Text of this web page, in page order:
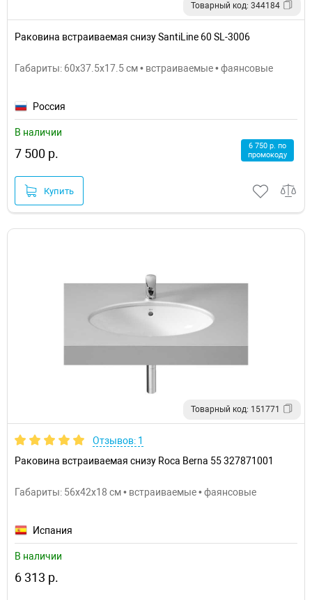
Товарный код: 344184
Раковина встраиваемая снизу SantiLine 60 SL-3006
Габариты: 60x37.5x17.5 см • встраиваемые • фаянсовые
Россия
В наличии
7 500 р.
6 750 р. по
промокоду
Купить
Товарный код: 151771
Отзывов: 1
Раковина встраиваемая снизу Roca Berna 55 327871001
Габариты: 56x42x18 см • встраиваемые • фаянсовые
Испания
В наличии
6 313 р.